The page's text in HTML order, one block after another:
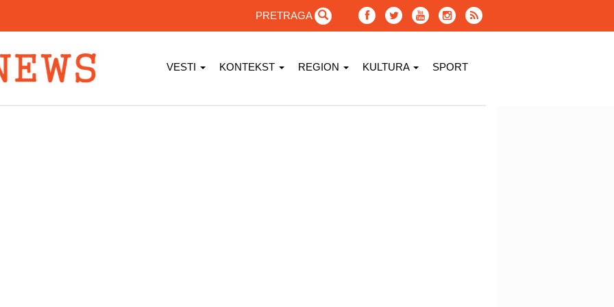
PRETRAGA
VESTI KONTEKST REGION KULTURA SPORT